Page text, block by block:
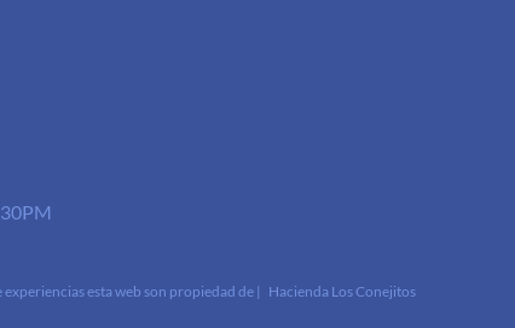
esta web son propiedad de | Hacienda Los Conejitos